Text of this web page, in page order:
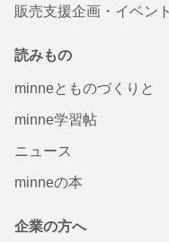
販売支援企画・イベント
読みもの
minneとものづくりと
minne学習帖
ニュース
minneの本
企業の方へ